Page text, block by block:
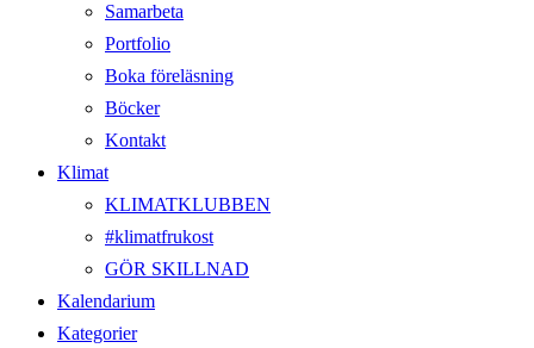
Samarbeta
Portfolio
Boka föreläsning
Böcker
Kontakt
Klimat
KLIMATKLUBBEN
#klimatfrukost
GÖR SKILLNAD
Kalendarium
Kategorier